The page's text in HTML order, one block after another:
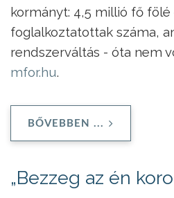
kormányt: 4,5 millió fő
foglalkoztatottak száma,
rendszerváltás - óta nem
mfor.hu.
BŐVEBBEN ...
„Bezzeg az én